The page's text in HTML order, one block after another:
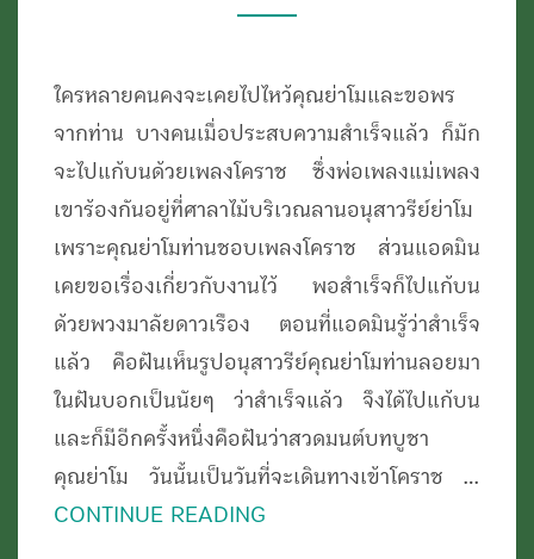
ใครหลายคนคงจะเคยไปไหว้คุณย่าโมและขอพร
จากท่าน บางคนเมื่อประสบความสำเร็จแล้ว ก็มัก
จะไปแก้บนด้วยเพลงโคราช ซึ่งพ่อเพลงแม่เพลง
เขาร้องกันอยู่ที่ศาลาไม้บริเวณลานอนุสาวรีย์ย่าโม
เพราะคุณย่าโมท่านชอบเพลงโคราช ส่วนแอดมิน
เคยขอเรื่องเกี่ยวกับงานไว้ พอสำเร็จก็ไปแก้บน
ด้วยพวงมาลัยดาวเรือง ตอนที่แอดมินรู้ว่าสำเร็จ
แล้ว คือฝันเห็นรูปอนุสาวรีย์คุณย่าโมท่านลอยมา
ในฝันบอกเป็นนัยๆ ว่าสำเร็จแล้ว จึงได้ไปแก้บน
และก็มีอีกครั้งหนึ่งคือฝันว่าสวดมนต์บทบูชา
คุณย่าโม วันนั้นเป็นวันที่จะเดินทางเข้าโคราช …
CONTINUE READING